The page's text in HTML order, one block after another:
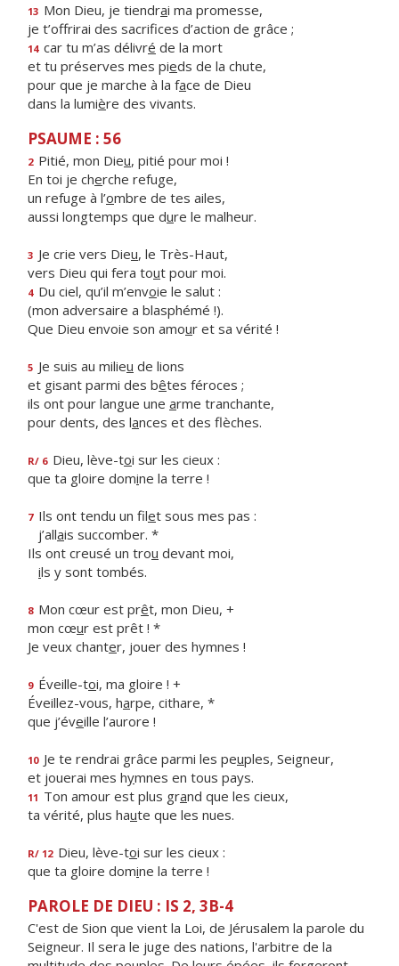
13 Mon Dieu, je tiendrai ma promesse,
je t’offrirai des sacrifces d’action de grâce ;
14 car tu m’as délivré de la mort
et tu préserves mes pieds de la chute,
pour que je marche à la face de Dieu
dans la lumière des vivants.
PSAUME : 56
2 Pitié, mon Dieu, pitié pour moi !
En toi je cherche refuge,
un refuge à l’ombre de tes ailes,
aussi longtemps que dure le malheur.
3 Je crie vers Dieu, le Très-Haut,
vers Dieu qui fera tout pour moi.
4 Du ciel, qu’il m’envoie le salut :
(mon adversaire a blasphémé !).
Que Dieu envoie son amour et sa vérité !
5 Je suis au milieu de lions
et gisant parmi des bêtes féroces ;
ils ont pour langue une arme tranchante,
pour dents, des lances et des flèches.
R/ 6 Dieu, lève-toi sur les cieux :
que ta gloire domine la terre !
7 Ils ont tendu un filet sous mes pas :
j’allais succomber. *
Ils ont creusé un trou devant moi,
ils y sont tombés.
8 Mon cœur est prêt, mon Dieu, +
mon cœur est prêt ! *
Je veux chanter, jouer des hymnes !
9 Éveille-toi, ma gloire ! +
Éveillez-vous, harpe, cithare, *
que j’éveille l’aurore !
10 Je te rendrai grâce parmi les peuples, Seigneur,
et jouerai mes hymnes en tous pays.
11 Ton amour est plus grand que les cieux,
ta vérité, plus haute que les nues.
R/ 12 Dieu, lève-toi sur les cieux :
que ta gloire domine la terre !
PAROLE DE DIEU : IS 2, 3B-4
C'est de Sion que vient la Loi, de Jérusalem la parole du
Seigneur. Il sera le juge des nations, l'arbitre de la